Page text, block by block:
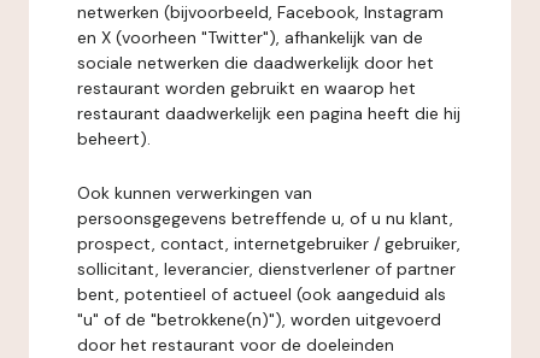
netwerken (bijvoorbeeld, Facebook, Instagram
en X (voorheen "Twitter"), afhankelijk van de
sociale netwerken die daadwerkelijk door het
restaurant worden gebruikt en waarop het
restaurant daadwerkelijk een pagina heeft die hij
beheert).
Ook kunnen verwerkingen van
persoonsgegevens betreffende u, of u nu klant,
prospect, contact, internetgebruiker / gebruiker,
sollicitant, leverancier, dienstverlener of partner
bent, potentieel of actueel (ook aangeduid als
"u" of de "betrokkene(n)"), worden uitgevoerd
door het restaurant voor de doeleinden